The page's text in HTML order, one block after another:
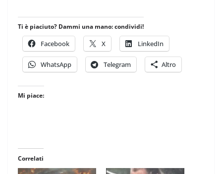
Ti è piaciuto? Dammi una mano: condividi!
Facebook X LinkedIn
WhatsApp Telegram Altro
Mi piace:
Correlati